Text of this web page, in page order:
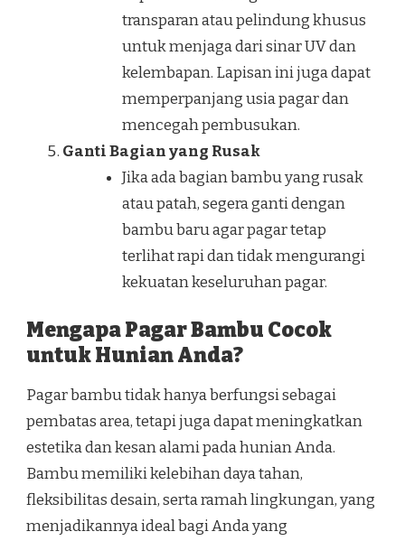
transparan atau pelindung khusus
untuk menjaga dari sinar UV dan
kelembapan. Lapisan ini juga dapat
memperpanjang usia pagar dan
mencegah pembusukan.
Ganti Bagian yang Rusak
Jika ada bagian bambu yang rusak
atau patah, segera ganti dengan
bambu baru agar pagar tetap
terlihat rapi dan tidak mengurangi
kekuatan keseluruhan pagar.
Mengapa Pagar Bambu Cocok
untuk Hunian Anda?
Pagar bambu tidak hanya berfungsi sebagai
pembatas area, tetapi juga dapat meningkatkan
estetika dan kesan alami pada hunian Anda.
Bambu memiliki kelebihan daya tahan,
fleksibilitas desain, serta ramah lingkungan, yang
menjadikannya ideal bagi Anda yang